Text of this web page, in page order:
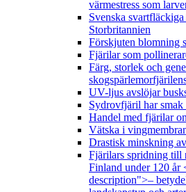
värmestress som
Svenska
Storbritannien
Förskjuten blomning
Fjärilar som
Färg, storlek och
UV-ljus avslöjar
Sydrovfjäril har smak
Handel med fjärilar
Vätska i
Drastisk minskning
Fjärilars spridning till
Finland under 120 år
description">–